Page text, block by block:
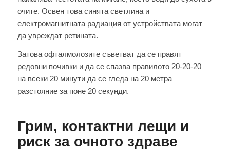
очите. Освен това синята светлина и
електромагнитната радиация от устройствата могат
да увреждат ретината.
Затова офталмолозите съветват да се правят
редовни почивки и да се спазва правилото 20-20-20 –
на всеки 20 минути да се гледа на 20 метра
разстояние за поне 20 секунди.
Грим, контактни лещи и
риск за очното здраве